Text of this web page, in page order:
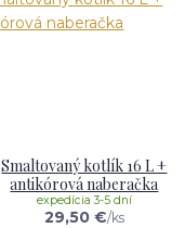
Smaltovaný kotlík 16 L +
antikórová naberačka
29,50 €/ks
expedícia 3-5 dní